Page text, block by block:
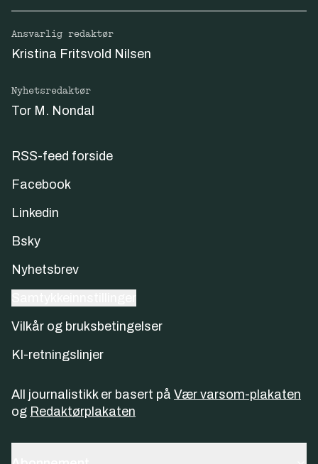
Ansvarlig redaktør
Kristina Fritsvold Nilsen
Nyhetsredaktør
Tor M. Nondal
RSS-feed forside
Facebook
Linkedin
Bsky
Nyhetsbrev
Vilkår og bruksbetingelser
KI-retningslinjer
All journalistikk er basert på Vær varsom-plakaten
og Redaktørplakaten